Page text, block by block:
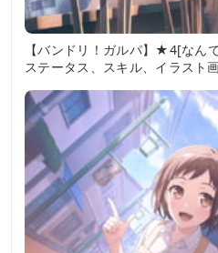
【バンドリ！ガルパ】★4[なん
ステータス、スキル、イラスト